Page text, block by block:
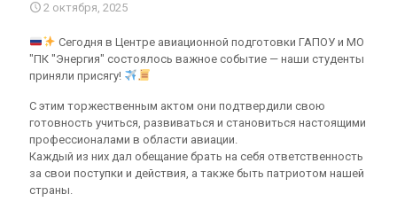
2 октября, 2025
Сегодня в Центре авиационной подготовки ГАПОУ и МО
"ПК "Энергия" состоялось важное событие — наши студенты
приняли присягу!
С этим торжественным актом они подтвердили свою
готовность учиться, развиваться и становиться настоящими
профессионалами в области авиации.
Каждый из них дал обещание брать на себя ответственность
за свои поступки и действия, а также быть патриотом нашей
страны.